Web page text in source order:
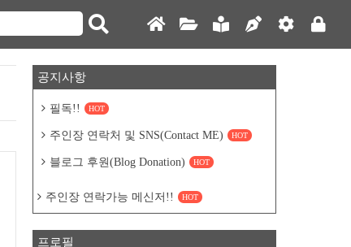
공지사항
필독!! HOT
주인장 연락처 및 SNS(Contact ME) HOT
블로그 후원(Blog Donation) HOT
주인장 연락가능 메신저!! HOT
프로필